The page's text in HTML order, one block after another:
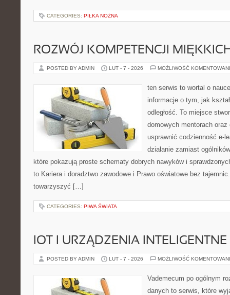
CATEGORIES: PIŁKA NOŻNA
ROZWÓJ KOMPETENCJI
POSTED BY ADMIN LUT - 7 - 2026 MOŻLIWOŚĆ
ten serwis to wortal o
informacje o tym, jak
odległość. To miejsce
domowych mentorach
usprawnić codzienność e-
działanie zamiast
które pokazują proste schematy dobrych nawyków i
to Kariera i doradztwo zawodowe i Prawo oświatowe bez
towarzyszyć […]
CATEGORIES: PIWA ŚWIATA
IOT I URZĄDZENIA INTELIGENTNE
POSTED BY ADMIN LUT - 7 - 2026 MOŻLIWOŚĆ
Vademecum po ogólnym
danych to serwis, które